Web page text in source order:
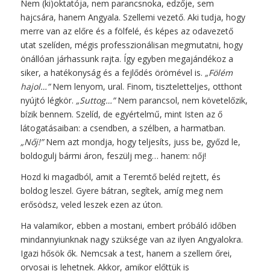
Nem (ki)oktatója, nem parancsnoka, edzője, sem
hajcsára, hanem Angyala. Szellemi vezető. Aki tudja, hogy
merre van az előre és a fölfelé, és képes az odavezető
utat szelíden, mégis professzionálisan megmutatni, hogy
önállóan járhassunk rajta. Így egyben megajándékoz a
siker, a hatékonyság és a fejlődés örömével is. „Fölém
hajol…”Nem lenyom, ural. Finom, tiszteletteljes, otthont
nyújtó légkör. „Suttog…”Nem parancsol, nem követelőzik,
bízik bennem. Szelíd, de egyértelmű, mint Isten az ő
látogatásaiban: a csendben, a szélben, a harmatban.
„Nőj!”Nem azt mondja, hogy teljesíts, juss be, győzd le,
boldogulj bármi áron, feszülj meg… hanem: nőj!
Hozd ki magadból, amit a Teremtő beléd rejtett, és
boldog leszel. Gyere bátran, segítek, amíg meg nem
erősödsz, veled leszek ezen az úton.
Ha valamikor, ebben a mostani, embert próbáló időben
mindannyiunknak nagy szüksége van az ilyen Angyalokra.
Igazi hősök ők. Nemcsak a test, hanem a szellem őrei,
orvosai is lehetnek. Akkor, amikor előttük is